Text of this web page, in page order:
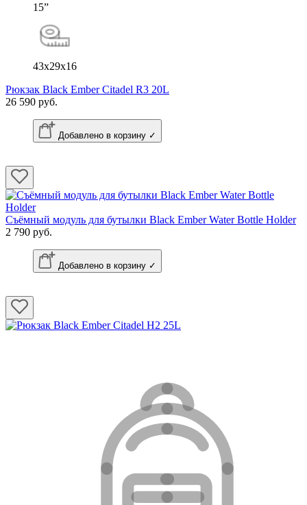
15”
43x29x16
Рюкзак Black Ember Citadel R3 20L
26 590 руб.
Добавлено в корзину ✓
Съёмный модуль для бутылки Black Ember Water Bottle Holder
2 790 руб.
Добавлено в корзину ✓